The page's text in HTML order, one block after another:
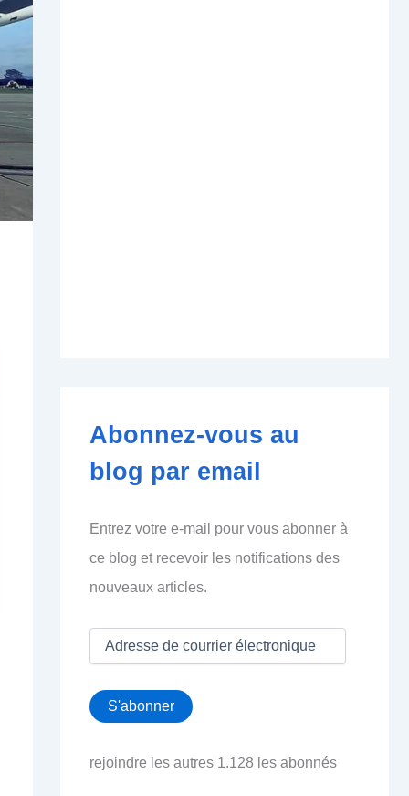
Abonnez-vous au
blog par email
Entrez votre e-mail pour vous abonner à
ce blog et recevoir les notifications des
nouveaux articles.
e
s
d
S'abonner
rejoindre les autres 1.128 les abonnés